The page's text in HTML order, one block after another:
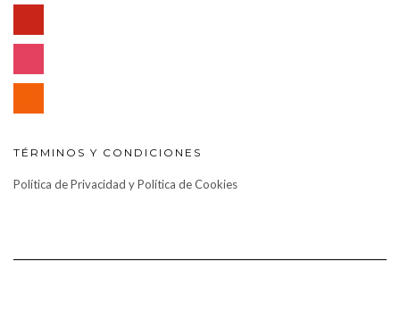
pinterest
instagram
rss
TÉRMINOS Y CONDICIONES
Política de Privacidad y Política de Cookies